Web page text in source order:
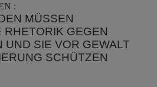
:
MÜSSEN
RHETORIK GEGEN
UND SIE VOR GEWALT
SCHÜTZEN